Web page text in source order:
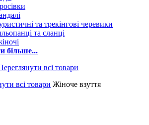
та трекінгові черевики
та сланці
більше...
всі товари Жіноче взуття